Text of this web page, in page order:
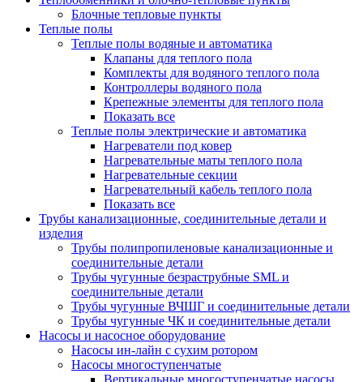
Блочные тепловые пункты
Теплые полы
Теплые полы водяные и автоматика
Клапаны для теплого пола
Комплекты для водяного теплого пола
Контроллеры водяного пола
Крепежные элементы для теплого пола
Показать все
Теплые полы электрические и автоматика
Нагреватели под ковер
Нагревательные маты теплого пола
Нагревательные секции
Нагревательный кабель теплого пола
Показать все
Трубы канализационные, соединительные детали и
изделия
Трубы полипропиленовые канализационные и
соединительные детали
Трубы чугунные безраструбные SML и
соединительные детали
Трубы чугунные ВЧШГ и соединительные детали
Трубы чугунные ЧК и соединительные детали
Насосы и насосное оборудование
Насосы ин-лайн с сухим ротором
Насосы многоступенчатые
Вертикальные многоступенчатые насосы